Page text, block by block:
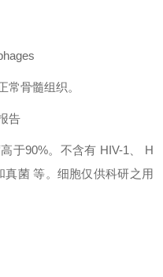
常骨髓组织。
告
于90%。不含有 HIV-1、 H
菌 等。细胞仅供科研之用